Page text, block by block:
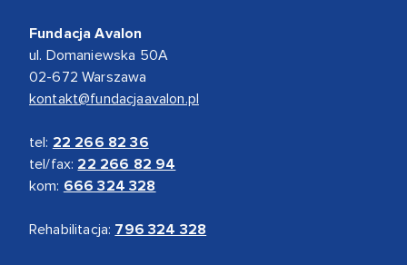
Fundacja Avalon
ul. Domaniewska 50A
02-672 Warszawa
kontakt@fundacjaavalon.pl
tel: 22 266 82 36
tel/fax: 22 266 82 94
kom: 666 324 328
Rehabilitacja: 796 324 328